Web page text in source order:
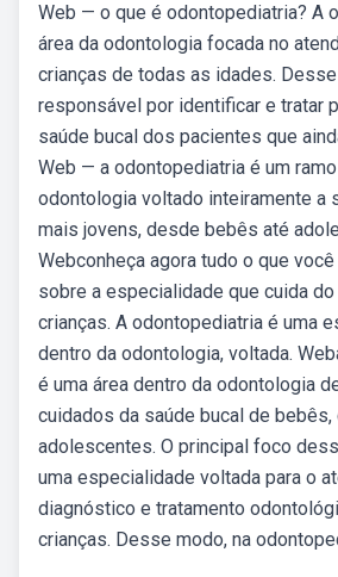
Web — o que é odontopediatria? A
área da odontologia focada no
crianças de todas as idades.
responsável por identificar e tratar
saúde bucal dos pacientes que
Web — a odontopediatria é um
odontologia voltado inteiramente a
mais jovens, desde bebês até
Webconheça agora tudo o que
sobre a especialidade que cuida
crianças. A odontopediatria é uma
dentro da odontologia, voltada.
é uma área dentro da odontologia
cuidados da saúde bucal de bebês,
adolescentes. O principal foco
uma especialidade voltada para o
diagnóstico e tratamento
crianças. Desse modo, na